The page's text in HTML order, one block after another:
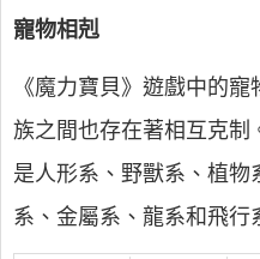
寵物相剋
《魔力寶貝》遊戲中的
族之間也存在著相互克制
是人形系、野獸系、植
系、金屬系、龍系和飛行